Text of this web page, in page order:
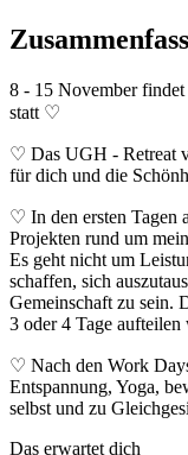
8 - 15 November findet
statt ♡
♡ Das UGH - Retreat
für dich und die
♡ In den ersten Tagen
Projekten rund um
Es geht nicht um
schaffen, sich
Gemeinschaft zu sein.
3 oder 4 Tage aufteilen
♡ Nach den Work
Entspannung, Yoga,
selbst und zu
Das erwartet dich